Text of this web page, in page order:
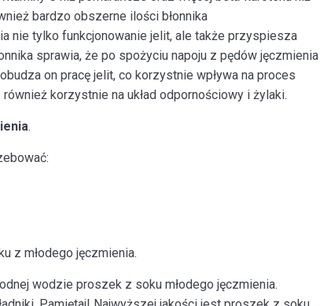
bardzo obszerne ilości błonnika
nie tylko funkcjonowanie jelit, ale także przyspiesza
sprawia, że po spożyciu napoju z pędów jęczmienia
on pracę jelit, co korzystnie wpływa na proces
korzystnie na układ odpornościowy i żylaki.
.
z młodego jęczmienia.
wodzie proszek z soku młodego jęczmienia.